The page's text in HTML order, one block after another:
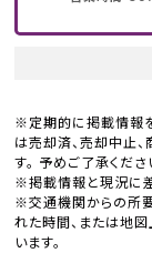
※定期的に掲載情報
は売却済、売却中止
す。 予めご了承くださ
※掲載情報と現況に差
※交通機関からの所
れた時間、または地
います。